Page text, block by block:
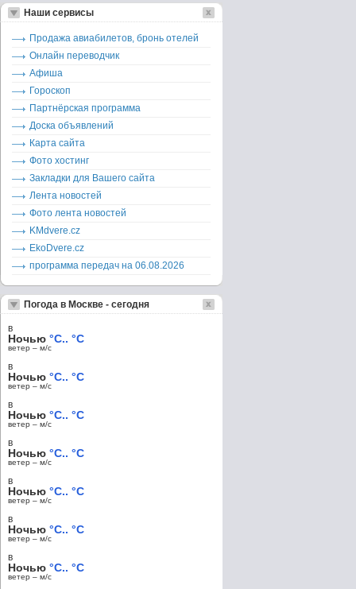
Наши сервисы
Продажа авиабилетов, бронь отелей
Онлайн переводчик
Афиша
Гороскоп
Партнёрская программа
Доска объявлений
Карта сайта
Фото хостинг
Закладки для Вашего сайта
Лента новостей
Фото лента новостей
KMdvere.cz
EkoDvere.cz
программа передач на 06.08.2026
Погода в Москве - сегодня
в
Ночью °C.. °C
ветер – м/c
в
Ночью °C.. °C
ветер – м/c
в
Ночью °C.. °C
ветер – м/c
в
Ночью °C.. °C
ветер – м/c
в
Ночью °C.. °C
ветер – м/c
в
Ночью °C.. °C
ветер – м/c
в
Ночью °C.. °C
ветер – м/c